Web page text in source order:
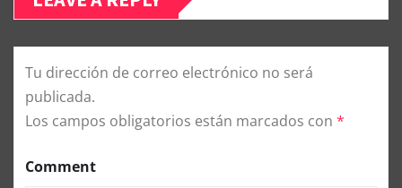
Tu dirección de correo electrónico no será
publicada.
Los campos obligatorios están marcados con *
Comment